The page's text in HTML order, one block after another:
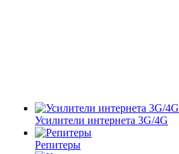
Усилители интернета 3G/4G
Репитеры